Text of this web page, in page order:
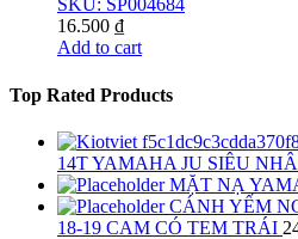
SKU: SP004684
16.500 ₫
Add to cart
Top Rated Products
14T YAMAHA JU SIÊU
MẶT NẠ
CÁNH YẾM
18-19 CAM CÓ TEM TRÁI